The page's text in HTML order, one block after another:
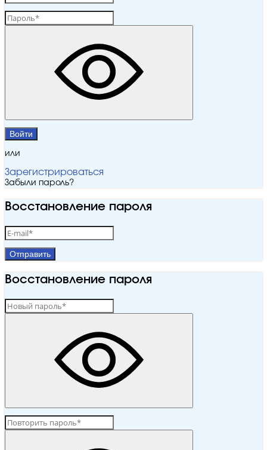
Войти
или
Зарегистрироваться
Забыли пароль?
Восстановление пароля
Отправить
Восстановление пароля